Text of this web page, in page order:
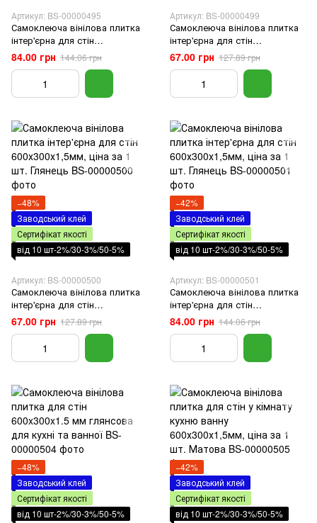
Артикул: BS-00000495
Самоклеюча вінілова плитка
інтер'єрна для стін
600х300х1,5мм, ціна за 1 шт.
Глянець
84.00 грн 144.06 грн
Артикул: BS-00000499
Самоклеюча вінілова плитка
інтер'єрна для стін
600х300х1,5мм, ціна за 1 шт.
Глянець
67.00 грн 127.89 грн
−48%
Заводський клей
Сертифікат якості
від 10 шт-2%/30-3%/50-5%
Артикул: BS-00000500
Самоклеюча вінілова плитка
інтер'єрна для стін
600х300х1,5мм, ціна за 1 шт.
Глянець
67.00 грн 127.89 грн
−42%
Заводський клей
Сертифікат якості
від 10 шт-2%/30-3%/50-5%
Артикул: BS-00000501
Самоклеюча вінілова плитка
інтер'єрна для стін
600х300х1,5мм, ціна за 1 шт.
Глянець
84.00 грн 144.06 грн
−48%
Заводський клей
Сертифікат якості
від 10 шт-2%/30-3%/50-5%
−42%
Заводський клей
Сертифікат якості
від 10 шт-2%/30-3%/50-5%